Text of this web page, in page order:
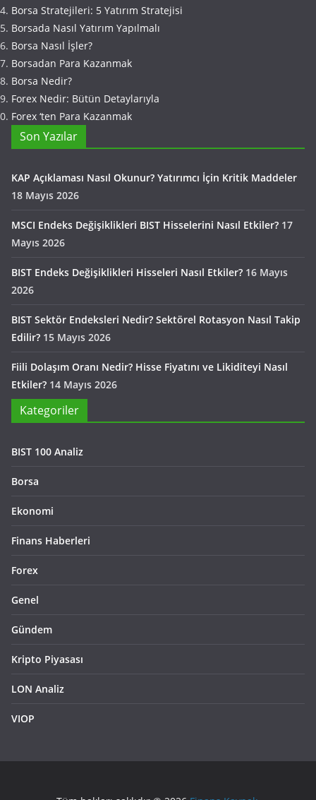
Borsa Stratejileri: 5 Yatırım Stratejisi
Borsada Nasıl Yatırım Yapılmalı
Borsa Nasıl İşler?
Borsadan Para Kazanmak
Borsa Nedir?
Forex Nedir: Bütün Detaylarıyla
Forex ‘ten Para Kazanmak
Son Yazılar
KAP Açıklaması Nasıl Okunur? Yatırımcı İçin Kritik Maddeler
18 Mayıs 2026
MSCI Endeks Değişiklikleri BIST Hisselerini Nasıl Etkiler? 17
Mayıs 2026
BIST Endeks Değişiklikleri Hisseleri Nasıl Etkiler? 16 Mayıs
2026
BIST Sektör Endeksleri Nedir? Sektörel Rotasyon Nasıl Takip
Edilir? 15 Mayıs 2026
Fiili Dolaşım Oranı Nedir? Hisse Fiyatını ve Likiditeyi Nasıl
Etkiler? 14 Mayıs 2026
Kategoriler
BIST 100 Analiz
Borsa
Ekonomi
Finans Haberleri
Forex
Genel
Gündem
Kripto Piyasası
LON Analiz
VIOP